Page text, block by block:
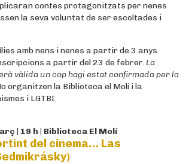
contes protagonitzats per nenes
la seva voluntat de ser escoltades i
amb nens i nenes a partir de 3 anys.
a partir del 23 de febrer.La
vàlida un cop hagi estat confirmada per la
organitzen la Biblioteca el Molí i la
i LGTBI.
| 19 h | Biblioteca El Molí
del cinema… Las